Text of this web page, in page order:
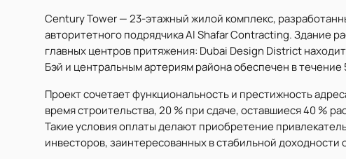
Century Tower — 23-этажный жилой комплекс,
авторитетного подрядчика Al Shafar Contracting. Здание
главных центров притяжения: Dubai Design District
Бэй и центральным артериям района обеспечен в течение
Проект сочетает функциональность и престижность
время строительства, 20 % при сдаче, оставшиеся 40 %
Такие условия оплаты делают приобретение
инвесторов, заинтересованных в стабильной доходности